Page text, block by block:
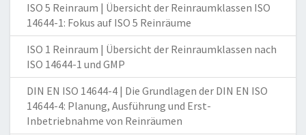
ISO 5 Reinraum | Übersicht der Reinraumklassen ISO
14644-1: Fokus auf ISO 5 Reinräume
ISO 1 Reinraum | Übersicht der Reinraumklassen nach
ISO 14644-1 und GMP
DIN EN ISO 14644-4 | Die Grundlagen der DIN EN ISO
14644-4: Planung, Ausführung und Erst-
Inbetriebnahme von Reinräumen